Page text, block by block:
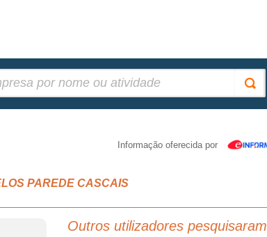
Informação oferecida por
PAREDE CASCAIS
Outros utilizadores pesquisaram